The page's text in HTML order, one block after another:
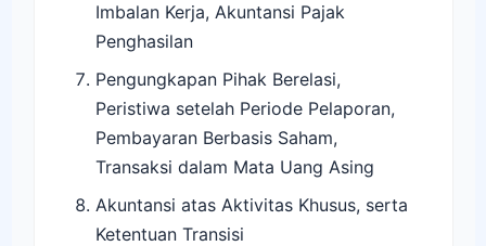
Imbalan Kerja, Akuntansi Pajak
Penghasilan
Pengungkapan Pihak Berelasi,
Peristiwa setelah Periode Pelaporan,
Pembayaran Berbasis Saham,
Transaksi dalam Mata Uang Asing
Akuntansi atas Aktivitas Khusus, serta
Ketentuan Transisi